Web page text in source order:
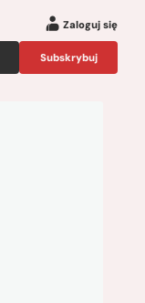
Zaloguj się
Subskrybuj